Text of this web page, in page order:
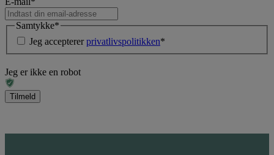
Samtykke*
Jeg accepterer privatlivspolitikken*
Jeg er ikke en robot